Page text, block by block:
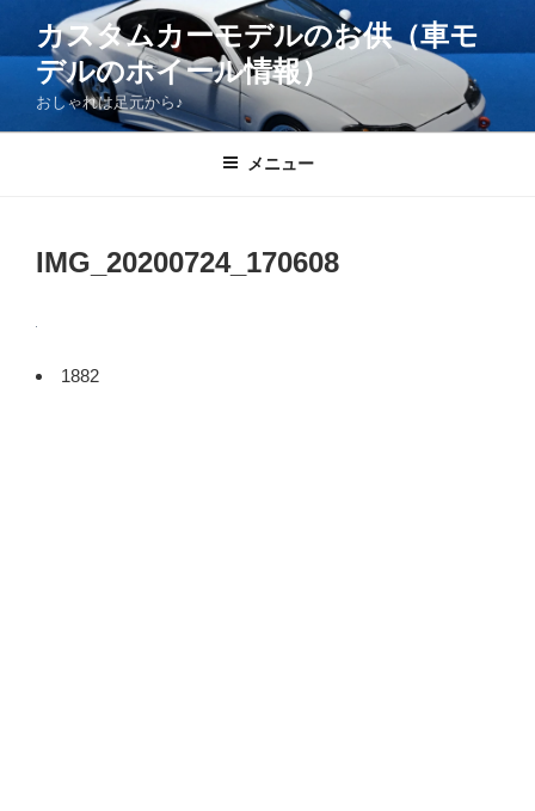
ツ
カスタムカーモデルのお供（車モ
デルのホイール情報）
おしゃれは足元から♪
メニュー
IMG_20200724_170608
1882